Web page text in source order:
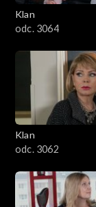
Klan
odc. 3064
Klan
odc. 3062